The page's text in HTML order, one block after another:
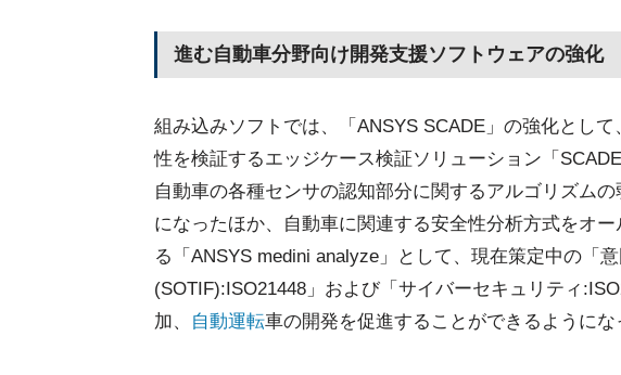
進む自動車分野向け開発支援ソフトウェアの強化
組み込みソフトでは、「ANSYS SCADE」の強化とし
性を検証するエッジケース検証ソリューション「
自動車の各種センサの認知部分に関するアルゴリズム
になったほか、自動車に関連する安全性分析方式をオ
る「ANSYS medini analyze」として、現在策定中の「
(SOTIF):ISO21448」および「サイバーセキュリティ
加、
自動運転車の開発を促進することができるようにな